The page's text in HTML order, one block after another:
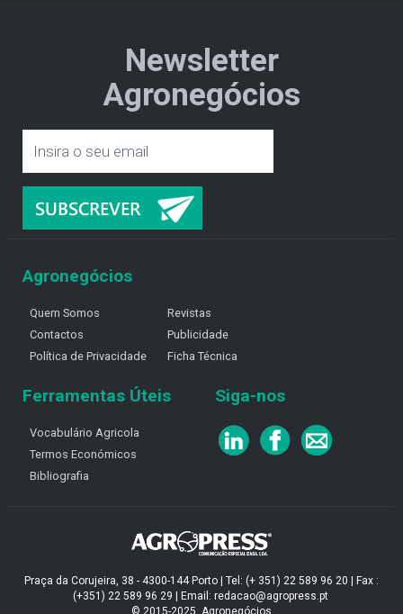
Newsletter
Agronegócios
Agronegócios
Quem Somos
Contactos
Política de Privacidade
Revistas
Publicidade
Ficha Técnica
Ferramentas Úteis
Vocabulário Agricola
Termos Económicos
Bibliografia
Siga-nos
Praça da Corujeira, 38 - 4300-144 Porto | Tel: (+ 351) 22 589 96 20 | Fax :
(+351) 22 589 96 29 | Email: redacao@agropress.pt
© 2015-2025, Agronegócios